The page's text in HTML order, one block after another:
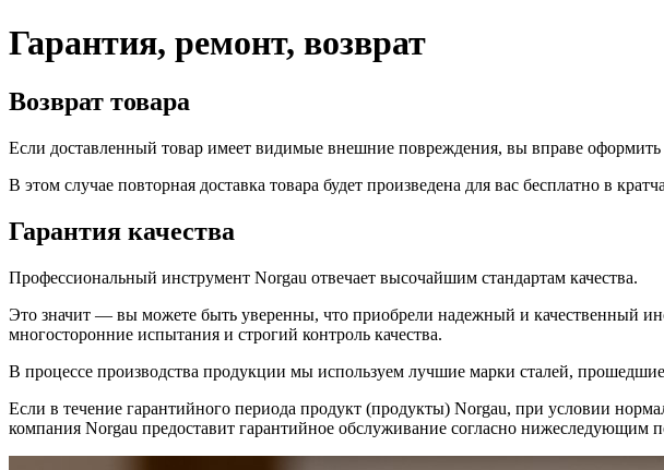
Гарантия, ремонт, возврат
Возврат товара
Если доставленный товар имеет видимые внешние повреждения, вы вправе оформить
В этом случае повторная доставка товара будет произведена для вас бесплатно в
Гарантия качества
Профессиональный инструмент Norgau отвечает высочайшим стандартам качества.
Это значит — вы можете быть уверенны, что приобрели надежный и качественный
многосторонние испытания и строгий контроль качества.
В процессе производства продукции мы используем лучшие марки сталей,
Если в течение гарантийного периода продукт (продукты) Norgau, при условии
компания Norgau предоставит гарантийное обслуживание согласно